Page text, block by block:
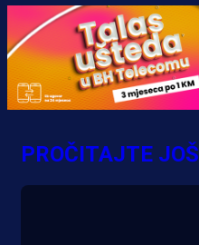
7 h 20 min
PROČITAJTE JOŠ